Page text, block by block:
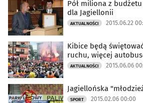
Pół miliona z
dla Jagiellonii
AKTUALNOŚCI 2015.06.22
Kibice będą
ruchu, więcej
AKTUALNOŚCI 2015.06.06
Jagiellońska
SPORT 2015.02.06 00:00